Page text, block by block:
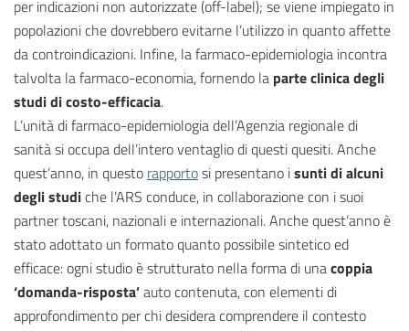
per indicazioni non autorizzate (off-label); se viene impiegato in
popolazioni che dovrebbero evitarne l’utilizzo in quanto affette
da controindicazioni. Infine, la farmaco-epidemiologia incontra
talvolta la farmaco-economia, fornendo la parte clinica degli
studi di costo-efficacia.
L’unità di farmaco-epidemiologia dell’Agenzia regionale di
sanità si occupa dell’intero ventaglio di questi quesiti. Anche
quest’anno, in questo rapportosi presentano isunti di alcuni
degli studiche l’ARS conduce, in collaborazione con i suoi
partner toscani, nazionali e internazionali. Anche quest’anno è
stato adottato un formato quanto possibile sintetico ed
efficace: ogni studio è strutturato nella forma di unacoppia
‘domanda-risposta’auto contenuta, con elementi di
approfondimento per chi desidera comprendere il contesto